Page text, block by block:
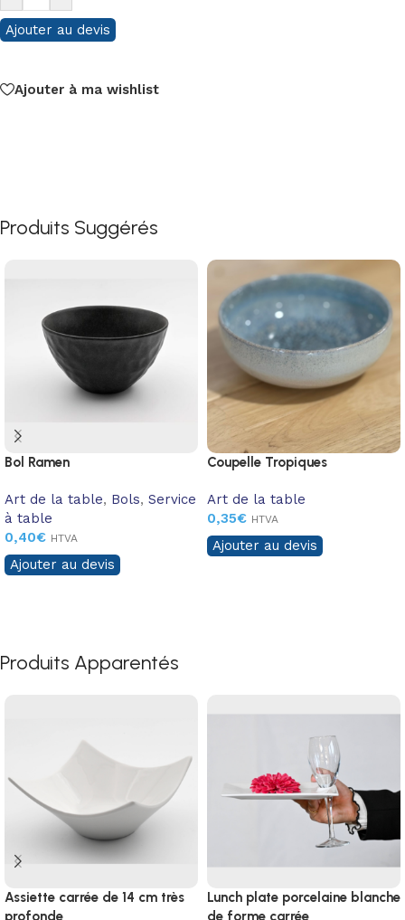
Ajouter au devis
Ajouter à ma wishlist
Produits Suggérés
Bol Ramen
Art de la table, Bols, Service
à table
0,40€ HTVA
Ajouter au devis
Coupelle Tropiques
Art de la table
0,35€ HTVA
Ajouter au devis
Produits Apparentés
Assiette carrée de 14 cm très
profonde
Lunch plate porcelaine blanche
de forme carrée